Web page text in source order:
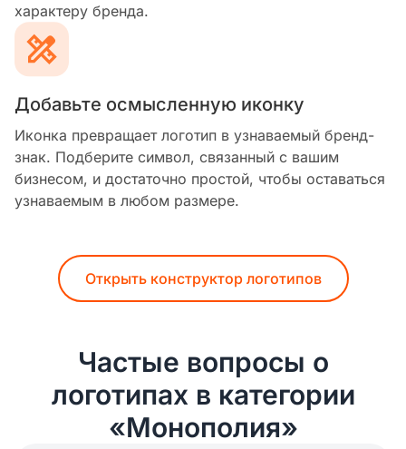
характеру бренда.
Добавьте осмысленную иконку
Иконка превращает логотип в узнаваемый бренд-
знак. Подберите символ, связанный с вашим
бизнесом, и достаточно простой, чтобы оставаться
узнаваемым в любом размере.
Открыть конструктор логотипов
Частые вопросы о
логотипах в категории
«Монополия»